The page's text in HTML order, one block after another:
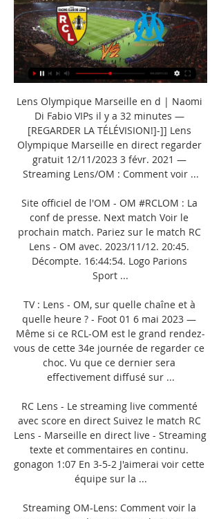
Lens Olympique Marseille en d | Naomi Di Fabio VIPs il y a 32 minutes — [REGARDER LA TÉLÉVISION!]-]] Lens Olympique Marseille en direct regarder gratuit 12/11/2023 3 févr. 2021 — Streaming Lens/OM : Comment voir ...

Site officiel de l'OM - OM #RCLOM : La conf de presse. Next match Voir le prochain match. Pariez sur le match RC Lens - OM avec. 2023/11/12. 20:45. Décompte. 16:44:54. Logo Parions Sport ...

TV : Lens - OM, sur quelle chaîne et à quelle heure ? - Foot 01 6 mai 2023 — Même si ce RCL-OM est le grand rendez-vous de cette 34e journée de regarder ce choc. Vu que ce dernier sera effectivement diffusé sur ...

RC Lens - Le streaming live commenté avec score en direct Suivez le match RC Lens - Marseille en direct live - Streaming texte et commentaires en continu. gonagon 1:07 En 3-5-2 J'aimerai voir cette équipe sur la ...

Streaming OM-Lens: Comment voir la rencontre en direct Le match OM-Lens sera diffusé sur Canal+ Sport. Bien sur, il faudra être abonné pour voir la rencontre. Les offres légales pour regarder en streaming OM-Lens ...

Lens - Marseille: À quelle heure? Sur quelle chaine TV regarder le match? Ce dimanche à 21 h 00, le Racing Club de Lens retrouve l'Olympique de Marseille. Auteures d'un début de saison moyen en championnat, les deux équipes ont cruellement besoin de points pour revenir en phase avec leur objectif. Le 10ᵉ de Ligue 1 accueille le 9ᵉ en clôture de cette 12ᵉ journée de Ligue 1 ce dimanche 20 h 45 du côté du Stade Félix-Bollaert. Les deux formations restent sur deux matchs nuls ternes lors de la dernière journée. 

RC Lens - Olympique de Marseille : Sur quelle chaîne TV voir il y a 6 jours — RC Lens - Olympique de Marseille : Sur quelle chaîne TV voir le match, à quelle heure et les dernières news. Dimanche soir, Lens accueille ...

Lens / Marseille – Sur quelle chaîne TV et Streaming et à il y a 6 heures — Cette rencontre de Ligue 1 Uber Eats le RC Lens et l'Olympique de Marseille est à suivre en direct à 20h45 sur Amazon Prime et sa chaîne Le ...

regarder RCL OM en streaming live 12 novembre 2023 Diffusion il y a 5 heures — 11 mai 2023 — Vainqueur de l'Olympique de Marseille le week-end dernier, le RCL a Le streaming pour voir le match.

Nous arrivons à la 12ᵉ journée, et le classement de Ligue 1 voit l’équipe de Franck Haise à la 10ᵉ place avec 13 points au compteur. L’entraîneur des visiteurs, Gennaro Gattuso, a quant à lui emmené son équipe à la 9ᵉ place avec un total de 13 points. À mi-parcours de la saison de Ligue 1, Lens et Marseille sont très proches au classement de Ligue 1. Les deux formations comptent le même nombre de points 13, et seuls une place les sépare. Regarder Lens – Marseille, où se jouera la rencontre de Ligue 1 et à quelle heure? Stade: Stade Bollaert-Delelis Date: 12/11/2023 Heure: 20:45 Chaine: Prime Video Compositions probables du match Lens – Marseille Lens (3-4-2-1): Brice Samba (G), Jonathan Gradit (DC), Kevin Danso (DC), Facundo Medina (DC), Przemyslaw Frankowski (MD), Nampalys Mendy (MC), Andy Diouf (MC), Massadio Haidara (MG), Florian Sotoca (MOC), Angelo Fulgini (MOC), Elye Wahi (B)Entraîneurs: Franck HaiseLens Remplaçants: 2 Ruben Aguilar, 3 Deiver Machado, 6 Salis Abdul Samed, 10 David Costa, 16 Jean Louis Leca, 22 Wesley Saïd, 25 Abdukodir Khusanov, 27 Morgan Guilavogui, 28 Adrien ThomassonMarseille (4-3-3): Pau López (G), Jonathan Clauss (DD), Chancel Mbemba (DC), Samuel Gigot (DC), Renan Lodi (DG), Amine Harit (MC), Jordan Veretout (MC), Geoffrey Kondogbia (MC), Iliman Ndiaye (B), Vitinha (B), Ismaïla Sarr (B)Entraîneurs: Gennaro GattusoMarseille Remplaçants: 5 Leonardo Balerdi, 18 Bamo Meïté, 20 Joaquin Correa, 34 Bilal Nadir, 36 Ruben Blanco, 37 Emran Soglo, 38 Paolo Sciortino, 62 Amir Murillo, 66 Noam Mayoka-Tika Lens (3-4-2-1): Brice Samba (G), Jonathan Gradit (DC), Kevin Danso (DC), Facundo Medina (DC), Przemyslaw Frankowski (MD), Nampalys Mendy (MC), Andy Diouf (MC), Massadio Haidara (MG), Florian Sotoca (MOC), Angelo Fulgini (MOC), Elye Wahi (B)Entraîneurs: Franck HaiseLens Remplaçants: 2 Ruben Aguilar, 3 Deiver Machado, 6 Salis Abdul Samed, 10 David Costa, 16 Jean Louis Leca, 22 Wesley Saïd, 25 Abdukodir Khusanov, 27 Morgan Guilavogui, 28 Adrien ThomassonMarseille (4-3-3): Pau López (G), Jonathan Clauss (DD), Chancel Mbemba (DC), Samuel Gigot (DC), Renan Lodi (DG), Amine Harit (MC), Jordan Veretout (MC), Geoffrey Kondogbia (MC), Iliman Ndiaye (B), Vitinha (B), Ismaïla Sarr (B)Entraîneurs: Gennaro GattusoMarseille Remplaçants: 5 Leonardo Balerdi, 18 Bamo Meïté, 20 Joaquin Correa, 34 Bilal Nadir, 36 Ruben Blanco, 37 Emran Soglo, 38 Paolo Sciortino, 62 Amir Murillo, 66 Noam Mayoka-Tika Lens – Marseille: sur quelle chaîne TV regarder le match en direct? Vous souhaitez suivre le match Lens – Marseille lors de la 12ème journée de Ligue 1? Ne cherchez pas plus loin que Prime Vidéo! Cette chaîne TV vous permet de regarder ce match depuis votre ordinateur, votre smartphone ou votre télévision. 

Match Lens – OM : Quelle heure ? Quelle chaîne TV ? 6 mai 2023 — Pour regarder le match Lens vs OM en streaming sur Internet, rendez » Le coach du RCL a aussi évoqué les points de ressemblance avec l'OM ...

Les Olympiens, dans le dur, ont retrouvé de l'efficacité en Europe. Pierre Emerick Aubameyang (1 but en Ligue 1) est incertain pour la rencontre et son entraîneur a donné des nouvelles en conférence de presse. “Je ne pense pas que ce soit très grave pour la blessure de Pierre-Emerick. Les médecins nous ont demandé de faire attention. Les chiffres ne mentent pas. Aubameyang joue très bien, mais ne marque pas de but. S’il ne s’appelait pas Aubameyang, il n’y aurait pas autant de critiques. On me demande souvent de comparer Aubameyang et Vitinha. 

Streaming PSV Eindhoven – Lens: voici le meilleur moyen de voir le match en directLa rédaction du Parisien n'a pas participé à la réalisation de cet article. Le PSV Eindhoven et le RC Lens se retrouvent ce mercredi, après un match aller qui s’est terminé sur un nul (1-1). À l’heure actuelle, les Néerlandais occupent la dernière place du tableau, avec deux points au compteur. Du côté de Lens, les Sang et Or se maintiennent à la deuxième place du groupe B, avec cinq points. Invaincus, les Lensois ont l’opportunité de se rapprocher des huitièmes de finale, à l’issue de la confrontation. Ce mercredi 8 novembre à 21 heures, vous pouvez assister au match PSV Eindhoven – RC Lens en direct, sur la chaîne RMC SPORT 1 et sur la chaîne CANAL+. 

Aubameyang n’aime pas beaucoup les contacts physiques, à la différence de Vitinha. Mais je suis très satisfait des deux joueurs, ” a déclaré Gattuso en conférence de presse. La composition probable de Lens Le Racing Club de Lens ne compte pas d'absent pour cette rencontre très importante afin de revenir dans la course à l'Europe. 

[[[DIFFUSION<<<<][[[]] RCL Marseille en streaming regarder g il y a 5 heures — il y a 8 heures — Lens Marseille en streaming regarder gratuit 12.11.2023 3 févr. 2021 — Streaming Lens/OM : Comment voir le match en direct ...

Lens – Marseille: à quelle heure et sur quelle chaîne suivre le match en direct? 0 Publié le 12 Nov 2023 à 8:30 par Où regarder le match entre Lens et Marseille? © IMAGO Découvrez où et sur quelle chaîne regarder le douzième match de Ligue 1 Uber Eats entre le RC Lens et l’Olympique de Marseille Deux équipes de milieu de tableau se rencontrent au Stade Bollaert-Delelis. Marseille abordera la rencontre plus confiant après ce bon début de campagne. Quant à Lens, il cherchera à ajouter des points à son maigre bilan et remonter un peu au classement de Ligue 1. Les deux équipes se rencontrent ce dimanche 12/11/2023 à 20:45. 

Lens-OM: sur quelle chaîne et à quelle heure? Publié le 22/01/22 par Fabien Borne Icon Sport Le RC Lens reçoit l'OM ce samedi soir dans le choc de la 22e journée de Ligue 1. Sur quelle chaîne et à quelle heure regarder ce match en direct à la télévision ou en streaming sur internet? Réponse dans notre programme TV foot avec les autres diffusions du jour. Septième de Ligue 1 avec 33 points, le RC Lens reçoit ce soir l'OM, troisième avec 37 points, dans le choc de la 22e journée de Ligue 1 (les compos probables ici). Il y a quatre mois au match aller, les Lensois s'étaient imposés 3-2 au Vélodrome. Comment regarder Lens-OM en streaming? Le match Lens-OM débutera ce samedi soir à 21h00 et sera diffusé en direct et en exclusivité sur la chaîne Canal+ Décalé. 

LES ENJEUX DU MATCH Lens – Marseille A Félix-Bollaert, Lens n'a plus perdu depuis le 16 septembre et reste sur une série de 5 matchs toutes compétitions confondues sans défaite, la forteresse retrouve de la solidité. De son côté, Marseille n'y arrive pas à l'extérieur, l'équipe de Gennaro Gattuso est la 17ᵉ formation loin de ses bases cette saison. L'Olympique de Marseille n'a jamais remporté le moindre match hors du Stade Vélodrome depuis le début de l'exercice 2023/24, toutes compétitions confondues, excepté ce jeudi soir du côté de l'AEK Athènes. 

Lens - Marseille : Diffusion TV et en clair, streaming et compos il y a 24 heures — La rencontre entre le RC Lens et l'Olympique de Marseille sera à suivre ce dimanche 12 novembre 2023 à partir de 20h45 sur Prime Video. Il vous ...

Les Sang et Or doivent se racheter de la défaite cette semaine en Ligue des Champions du côté d'Eindhoven. Composition probable: Samba – Gradit, Medina, Danso – Abdul Samed, Diouf, Frankowski, Mendy – Sotoca, Fulgini, Wahi La composition probable de Marseille Valentin Rongier absent, Gattuso va devoir meubler au milieu de terrain. 

PSV Eindhoven – Lens en streaming: découvrez la meilleure solution pour voir le match ce mercredi soirVous retrouvez le match entre le PSV Eindhoven et le RC Lens via l’offre d’abonnement CANAL+ au prix de 22, 99 euros par mois pendant douze mois, puis 27, 99 euros par mois, avec un engagement de 24 mois. En plus du match de la C1 du mercredi, les amateurs de sport peuvent également assister à une affiche de Premier League et de Ligue 1 Uber Eats p